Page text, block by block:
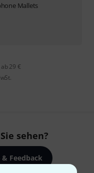
Mallets
29 €
sehen?
Feedback